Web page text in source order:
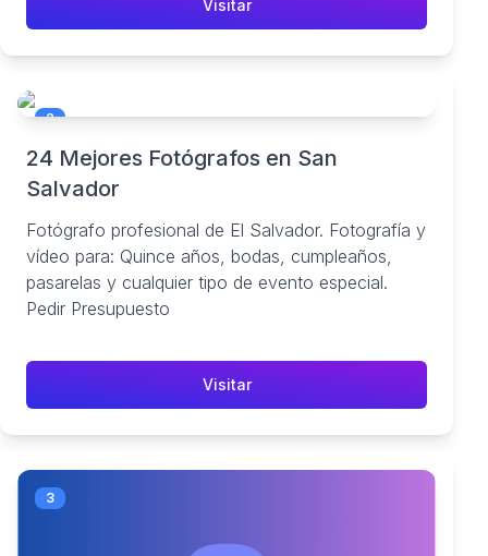
Visitar
2
24 Mejores Fotógrafos en San
Salvador
Fotógrafo profesional de El Salvador. Fotografía y
vídeo para: Quince años, bodas, cumpleaños,
pasarelas y cualquier tipo de evento especial.
Pedir Presupuesto
Visitar
3